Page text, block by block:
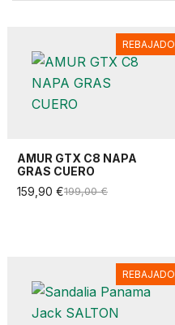
AMUR GTX C8 NAPA
GRAS CUERO
159,90 €199,00 €
REBAJADO
REBAJADO